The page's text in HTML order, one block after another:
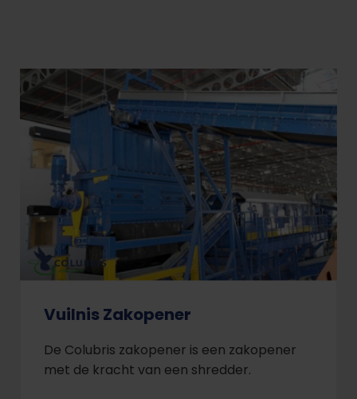
Vuilnis Zakopener
De Colubris zakopener is een zakopener
met de kracht van een shredder.